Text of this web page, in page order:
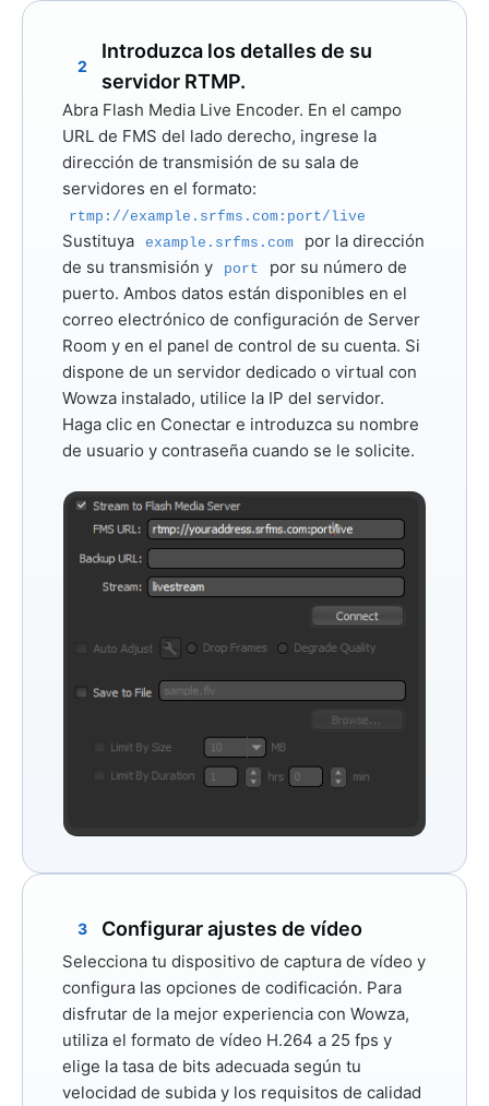
2
Introduzca los detalles de su
servidor RTMP.
Abra Flash Media Live Encoder. En el campo
URL de FMS del lado derecho, ingrese la
dirección de transmisión de su sala de
servidores en el formato:
rtmp://example.srfms.com:port/live
Sustituya example.srfms.com
por la dirección
de su transmisión y
port
por su número de
puerto. Ambos datos están disponibles en el
correo electrónico de configuración de Server
Room y en el panel de control de su cuenta. Si
dispone de un servidor dedicado o virtual con
Wowza instalado, utilice la IP del servidor.
Haga clic en Conectar e introduzca su nombre
de usuario y contraseña cuando se le solicite.
3 Configurar ajustes de vídeo
Selecciona tu dispositivo de captura de vídeo y
configura las opciones de codificación. Para
disfrutar de la mejor experiencia con Wowza,
utiliza el formato de vídeo H.264 a 25 fps y
elige la tasa de bits adecuada según tu
velocidad de subida y los requisitos de calidad